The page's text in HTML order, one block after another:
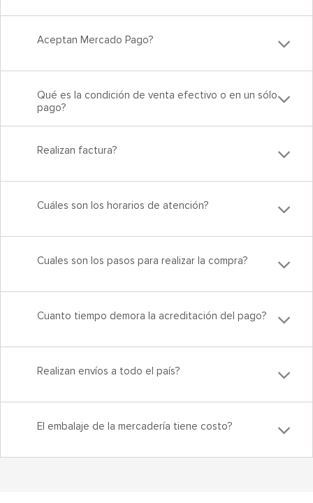
Aceptan Mercado Pago?
Qué es la condición de venta efectivo o en un sólo
pago?
Realizan factura?
Cuáles son los horarios de atención?
Cuales son los pasos para realizar la compra?
Cuanto tiempo demora la acreditación del pago?
Realizan envíos a todo el país?
El embalaje de la mercadería tiene costo?